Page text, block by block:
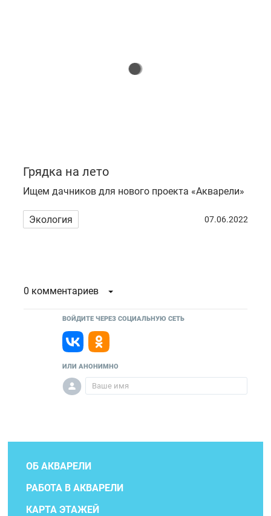
Грядка на лето
Ищем дачников для нового проекта «Акварели»
Экология 07.06.2022
0 комментариев
ВОЙДИТЕ ЧЕРЕЗ СОЦИАЛЬНУЮ СЕТЬ
ИЛИ АНОНИМНО
ОБ АКВАРЕЛИ
РАБОТА В АКВАРЕЛИ
КАРТА ЭТАЖЕЙ